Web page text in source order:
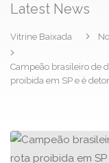
Latest News
Vitrine Baixada
Campeão brasileiro de
proibida em SP e é